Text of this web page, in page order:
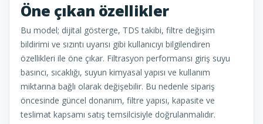
Öne çıkan özellikler
Bu model; dijital gösterge, TDS takibi, filtre değişim
bildirimi ve sızıntı uyarısı gibi kullanıcıyı bilgilendiren
özellikleri ile öne çıkar. Filtrasyon performansı giriş suyu
basıncı, sıcaklığı, suyun kimyasal yapısı ve kullanım
miktarına bağlı olarak değişebilir. Bu nedenle sipariş
öncesinde güncel donanım, filtre yapısı, kapasite ve
teslimat kapsamı satış temsilcisiyle doğrulanmalıdır.